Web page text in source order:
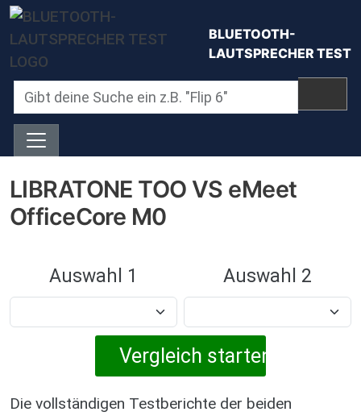
Direkt zum Inhalt
BLUETOOTH-
LAUTSPRECHER TEST
LIBRATONE TOO VS eMeet
OfficeCore M0
Auswahl 1 Auswahl 2
Die vollständigen Testberichte der beiden